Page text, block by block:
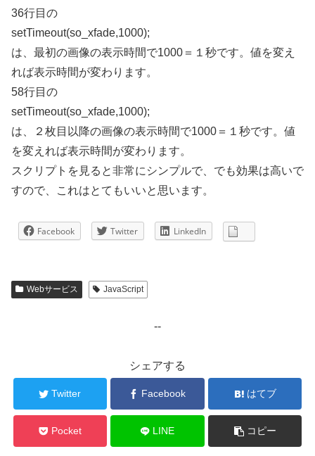
36行目の
setTimeout(so_xfade,1000);
は、最初の画像の表示時間で1000＝１秒です。値を変え
れば表示時間が変わります。
58行目の
setTimeout(so_xfade,1000);
は、２枚目以降の画像の表示時間で1000＝１秒です。値
を変えれば表示時間が変わります。
スクリプトを見ると非常にシンプルで、でも効果は高いで
すので、これはとてもいいと思います。
Facebook Twitter LinkedIn
Webサービス JavaScript
--
シェアする
Twitter Facebook はてブ
Pocket LINE コピー